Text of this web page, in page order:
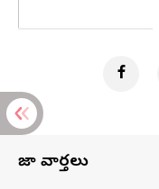
తాజా వార్తలు